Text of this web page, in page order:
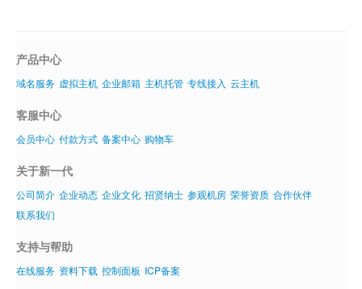
产品中心
域名服务 虚拟主机 企业邮箱 主机托管 专线接入 云主机
客服中心
会员中心 付款方式 备案中心 购物车
关于新一代
公司简介 企业动态 企业文化 招贤纳士 参观机房 荣誉资质 合作伙伴
联系我们
支持与帮助
在线服务 资料下载 控制面板 ICP备案